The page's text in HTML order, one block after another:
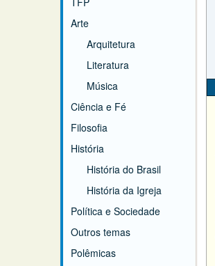
Arte
Arquitetura
Literatura
Música
Ciência e Fé
Filosofia
História
História do Brasil
História da Igreja
Política e Sociedade
Outros temas
Polêmicas